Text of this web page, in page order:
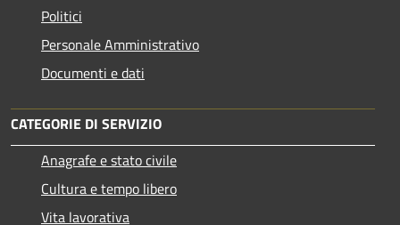
Politici
Personale Amministrativo
Documenti e dati
CATEGORIE DI SERVIZIO
Anagrafe e stato civile
Cultura e tempo libero
Vita lavorativa